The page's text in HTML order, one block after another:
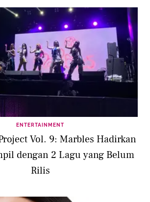
ENTERTAINMENT
Vol. 9: Marbles Hadirkan
dengan 2 Lagu yang Belum
Rilis